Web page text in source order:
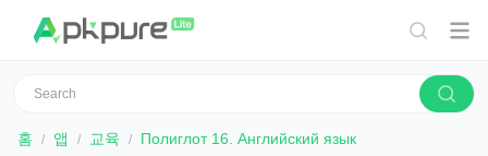
홈 앱 교육 Полиглот 16. Английский язык